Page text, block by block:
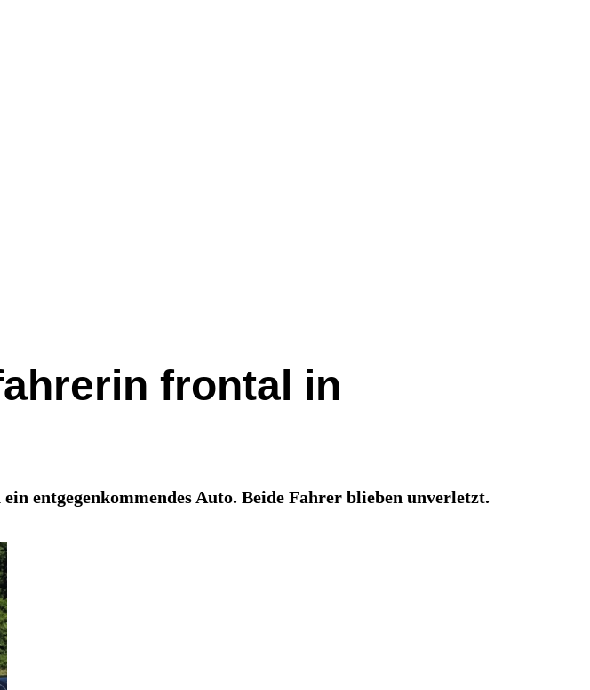
frontal in
entgegenkommendes Auto. Beide Fahrer blieben unverletzt.